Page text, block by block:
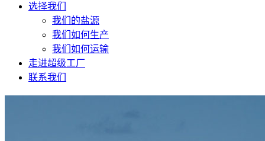
选择我们
我们的盐源
我们如何生产
我们如何运输
走进超级工厂
联系我们